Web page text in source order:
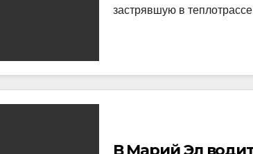
застрявшую в